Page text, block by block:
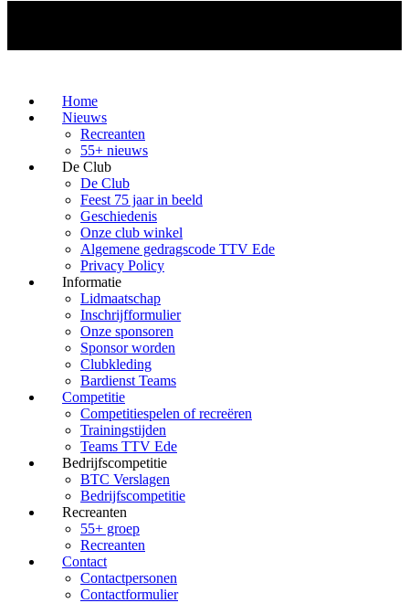
Home
Nieuws
Recreanten
55+ nieuws
De Club
De Club
Feest 75 jaar in beeld
Geschiedenis
Onze club winkel
Algemene gedragscode TTV Ede
Privacy Policy
Informatie
Lidmaatschap
Inschrijfformulier
Onze sponsoren
Sponsor worden
Clubkleding
Bardienst Teams
Competitie
Competitiespelen of recreëren
Trainingstijden
Teams TTV Ede
Bedrijfscompetitie
BTC Verslagen
Bedrijfscompetitie
Recreanten
55+ groep
Recreanten
Contact
Contactpersonen
Contactformulier